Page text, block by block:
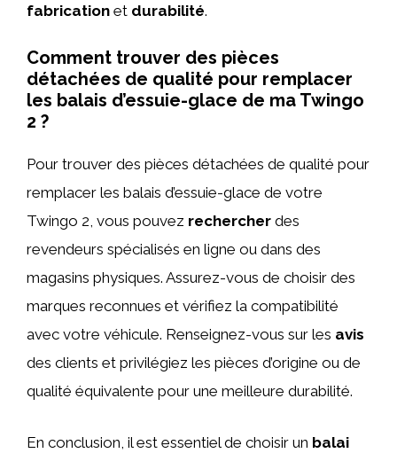
fabrication et durabilité.
Comment trouver des pièces
détachées de qualité pour remplacer
les balais d’essuie-glace de ma Twingo
2 ?
Pour trouver des pièces détachées de qualité pour
remplacer les balais d’essuie-glace de votre
Twingo 2, vous pouvez rechercher des
revendeurs spécialisés en ligne ou dans des
magasins physiques. Assurez-vous de choisir des
marques reconnues et vérifiez la compatibilité
avec votre véhicule. Renseignez-vous sur les avis
des clients et privilégiez les pièces d’origine ou de
qualité équivalente pour une meilleure durabilité.
En conclusion, il est essentiel de choisir un balai